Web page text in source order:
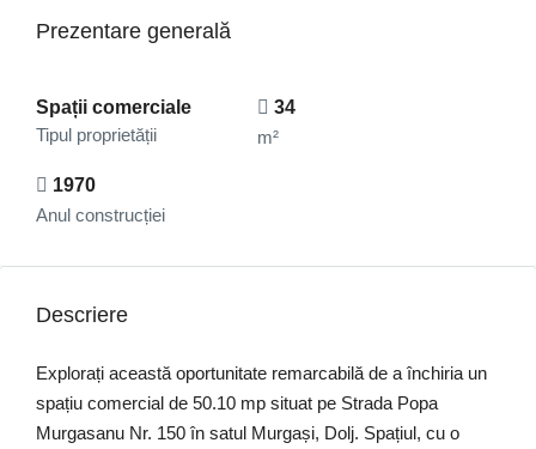
Prezentare generală
Spații comerciale
Tipul proprietății
34
m²
1970
Anul construcției
Descriere
Explorați această oportunitate remarcabilă de a închiria un
spațiu comercial de 50.10 mp situat pe Strada Popa
Murgasanu Nr. 150 în satul Murgași, Dolj. Spațiul, cu o